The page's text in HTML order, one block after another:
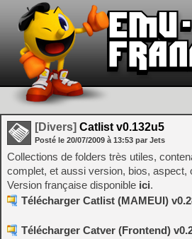
[Divers] Catlist v0.132u5
Posté le 20/07/2009 à 13:53 par Jets
Collections de folders très utiles,
complet, et aussi version, bios,
Version française disponible ici.
Télécharger Catlist (MAMEUI)
Télécharger Catver (Frontend)